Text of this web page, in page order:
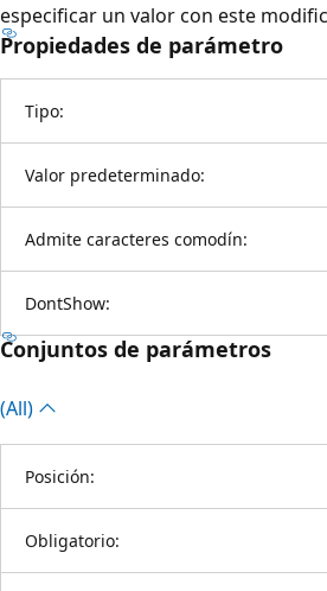
especificar un valor con este
Propiedades de parámetro
Tipo:
Valor predeterminado:
Admite caracteres comodín:
DontShow:
Conjuntos de parámetros
(All)
Posición:
Obligatorio: